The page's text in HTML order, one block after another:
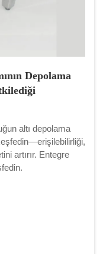
Depolama
altı depolama
artırır. Entegre